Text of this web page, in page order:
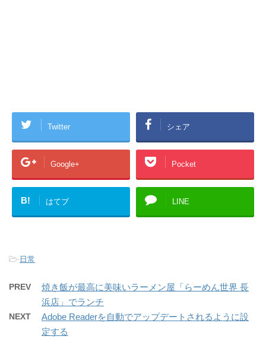
Twitter シェア
Google+ Pocket
B! はてブ LINE
- 日常
PREV
焼き飯が最高に美味いラーメン屋「らーめん世界 長
浜店」でランチ
NEXT
Adobe Readerを自動でアップデートされるように設
定する